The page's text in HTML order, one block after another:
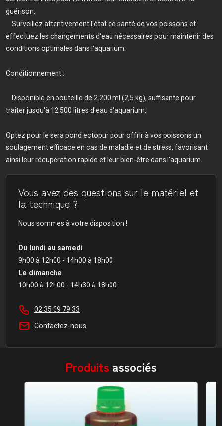
guérison.
Surveillez attentivement l'état de santé de vos poissons et
effectuez les changements d'eau nécessaires pour maintenir des
conditions optimales dans l'aquarium.
Conditionnement :
Disponible en bouteille de 2.200 ml (2,5 kg), suffisante pour
traiter jusqu'à 12.500 litres d'eau d'aquarium.
Optez pour le sera pond ectopur pour offrir à vos poissons un
soulagement efficace en cas de maladie et de stress, favorisant
ainsi leur récupération rapide et leur bien-être dans l'aquarium.
Vous avez des questions sur le matériel et
la technique ?
Nous sommes à votre disposition !
Du lundi au samedi
9h00 à 12h00 - 14h00 à 18h00
Le dimanche
10h00 à 12h00 - 14h30 à 18h00
02 35 39 79 33
Contactez-nous
Produits associés